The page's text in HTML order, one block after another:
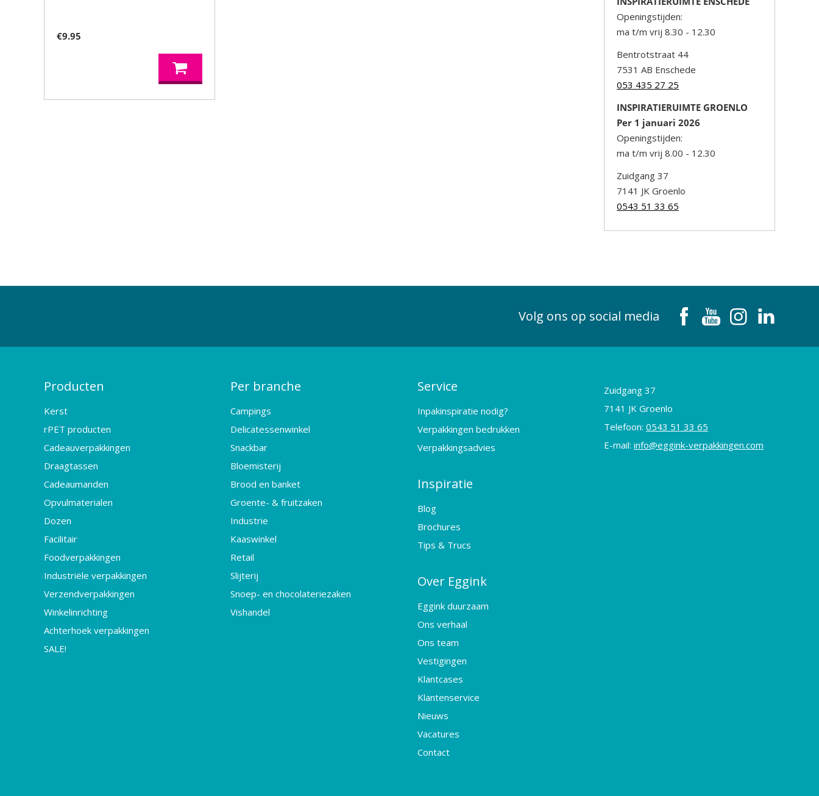
€9.95
Openingstijden:
ma t/m vrij 8.30 - 12.30
Bentrotstraat 44
7531 AB Enschede
053 435 27 25
INSPIRATIERUIMTE GROENLO
Per 1 januari 2026
Openingstijden:
ma t/m vrij 8.00 - 12.30
Zuidgang 37
7141 JK Groenlo
0543 51 33 65
Volg ons op social media
Producten
Kerst
rPET producten
Cadeauverpakkingen
Draagtassen
Cadeaumanden
Opvulmaterialen
Dozen
Facilitair
Foodverpakkingen
Industriële verpakkingen
Verzendverpakkingen
Winkelinrichting
Achterhoek verpakkingen
SALE!
Per branche
Campings
Delicatessenwinkel
Snackbar
Bloemisterij
Brood en banket
Groente- & fruitzaken
Industrie
Kaaswinkel
Retail
Slijterij
Snoep- en chocolateriezaken
Vishandel
Service
Inpakinspiratie nodig?
Verpakkingen bedrukken
Verpakkingsadvies
Inspiratie
Blog
Brochures
Tips & Trucs
Over Eggink
Eggink duurzaam
Ons verhaal
Ons team
Vestigingen
Klantcases
Klantenservice
Nieuws
Vacatures
Contact
Zuidgang 37
7141 JK Groenlo
Telefoon:0543 51 33 65
E-mail:info@eggink-verpakkingen.com